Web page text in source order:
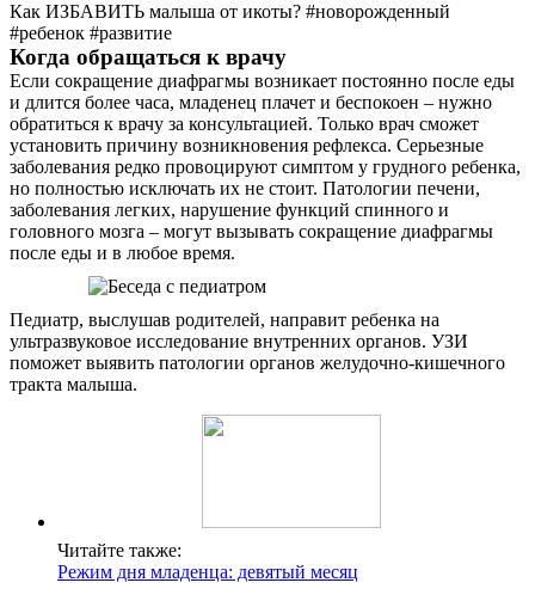
Как ИЗБАВИТЬ малыша от икоты? #новорожденный
#ребенок #развитие
Когда обращаться к врачу
Если сокращение диафрагмы возникает постоянно после еды
и длится более часа, младенец плачет и беспокоен – нужно
обратиться к врачу за консультацией. Только врач сможет
установить причину возникновения рефлекса. Серьезные
заболевания редко провоцируют симптом у грудного ребенка,
но полностью исключать их не стоит. Патологии печени,
заболевания легких, нарушение функций спинного и
головного мозга – могут вызывать сокращение диафрагмы
после еды и в любое время.
Педиатр, выслушав родителей, направит ребенка на
ультразвуковое исследование внутренних органов. УЗИ
поможет выявить патологии органов желудочно-кишечного
тракта малыша.
Читайте также:
Режим дня младенца: девятый месяц